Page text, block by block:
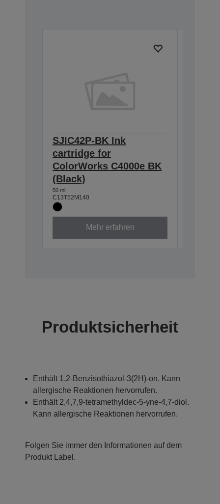
SJIC42P-BK Ink
cartridge for
ColorWorks C4000e BK
(Black)
50 ml
C13T52M140
Mehr erfahren
Produktsicherheit
Enthält 1,2-Benzisothiazol-3(2H)-on. Kann
allergische Reaktionen hervorrufen.
Enthält 2,4,7,9-tetramethyldec-5-yne-4,7-diol.
Kann allergische Reaktionen hervorrufen.
Folgen Sie immer den Informationen auf dem
Produkt Label.